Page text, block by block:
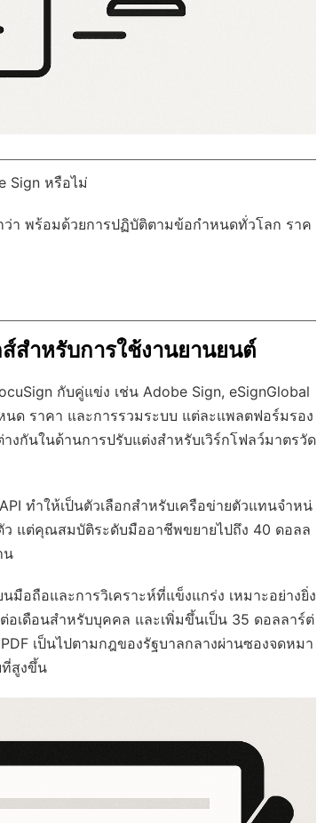
Sign หรือไม่
า พร้อมด้วยการปฏิบัติตามข้อกำหนดทั่วโลก ราค
สำหรับการใช้งานยานยนต์
กับคู่แข่ง เช่น Adobe Sign, eSignGlobal
ด ราคา และการรวมระบบ แต่ละแพลตฟอร์มรอง
งกันในด้านการปรับแต่งสำหรับเวิร์กโฟลว์มาตรวัด
ทำให้เป็นตัวเลือกสำหรับเครือข่ายตัวแทนจำหน่
ว แต่คุณสมบัติระดับมืออาชีพขยายไปถึง 40 ดอลล
น
อถือและการวิเคราะห์ที่แข็งแกร่ง เหมาะอย่างยิ่ง
เดือนสำหรับบุคคล และเพิ่มขึ้นเป็น 35 ดอลลาร์ต่
เป็นไปตามกฎของรัฐบาลกลางผ่านซองจดหมา
ที่สูงขึ้น